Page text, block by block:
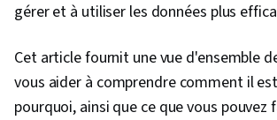
gérer et à utiliser les données plus
Cet article fournit une vue d'ensemble
vous aider à comprendre comment il
pourquoi, ainsi que ce que vous pouvez